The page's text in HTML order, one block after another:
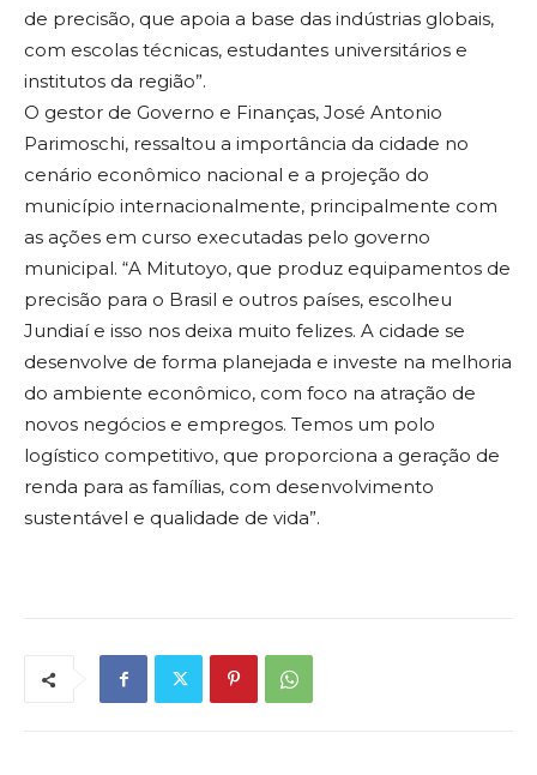
de precisão, que apoia a base das indústrias globais,
com escolas técnicas, estudantes universitários e
institutos da região”.
O gestor de Governo e Finanças, José Antonio
Parimoschi, ressaltou a importância da cidade no
cenário econômico nacional e a projeção do
município internacionalmente, principalmente com
as ações em curso executadas pelo governo
municipal. “A Mitutoyo, que produz equipamentos de
precisão para o Brasil e outros países, escolheu
Jundiaí e isso nos deixa muito felizes. A cidade se
desenvolve de forma planejada e investe na melhoria
do ambiente econômico, com foco na atração de
novos negócios e empregos. Temos um polo
logístico competitivo, que proporciona a geração de
renda para as famílias, com desenvolvimento
sustentável e qualidade de vida”.